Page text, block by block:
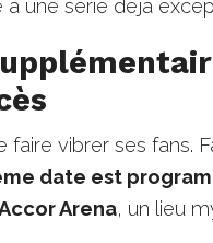
à une série déjà
faire vibrer ses fans.
date est
Arena, un lieu